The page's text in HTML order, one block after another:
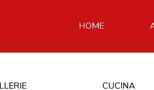
HOME
CUCINA